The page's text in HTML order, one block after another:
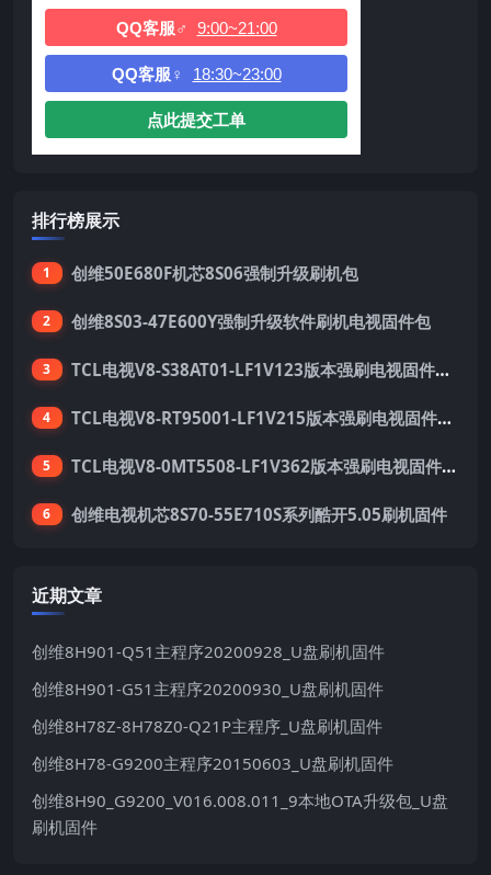
QQ客服♂ 9:00~21:00
QQ客服♀ 18:30~23:00
点此提交工单
排行榜展示
1 创维50E680F机芯8S06强制升级刷机包
2 创维8S03-47E600Y强制升级软件刷机电视固件包
3 TCL电视V8-S38AT01-LF1V123版本强刷电视固件包下载
4 TCL电视V8-RT95001-LF1V215版本强刷电视固件包下载
5 TCL电视V8-0MT5508-LF1V362版本强刷电视固件包下载
6 创维电视机芯8S70-55E710S系列酷开5.05刷机固件
近期文章
创维8H901-Q51主程序20200928_U盘刷机固件
创维8H901-G51主程序20200930_U盘刷机固件
创维8H78Z-8H78Z0-Q21P主程序_U盘刷机固件
创维8H78-G9200主程序20150603_U盘刷机固件
创维8H90_G9200_V016.008.011_9本地OTA升级包_U盘
刷机固件